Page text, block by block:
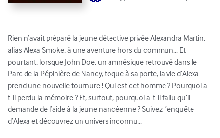
Rien n’avait préparé la jeune détective privée Alexandra Martin,
alias Alexa Smoke, à une aventure hors du commun... Et
pourtant, lorsque John Doe, un amnésique retrouvé dans le
Parc de la Pépinière de Nancy, toque à sa porte, la vie d’Alexa
prend une nouvelle tournure ! Qui est cet homme ? Pourquoi a-
t-il perdu la mémoire ? Et, surtout, pourquoi a-t-il fallu qu’il
demande de l’aide à la jeune nancéenne ? Suivez l’enquête
d’Alexa et découvrez un univers inconnu...